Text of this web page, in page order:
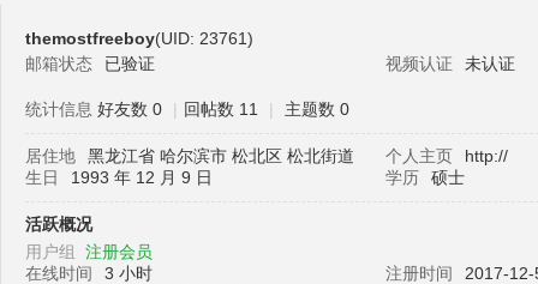
themostfreeboy(UID: 23761)
邮箱状态
已验证 视频认证 未认证
统计信息 好友数 0 | 回帖数 11 | 主题数 0
居住地 黑龙江省 哈尔滨市 松北区 松北街道 个人主页
http://
生日
1993 年 12 月 9 日 学历 硕士
活跃概况
用户组 注册会员
在线时间
3 小时 注册时间
2017-